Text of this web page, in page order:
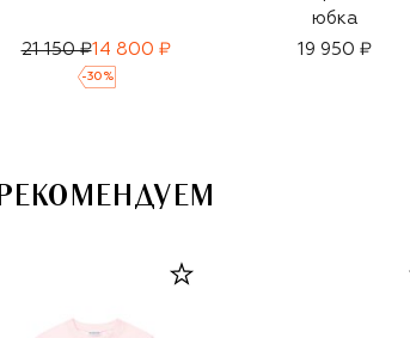
21 150 ₽14 800 ₽
-30 %
юбка
19 950 ₽
РЕКОМЕНДУЕМ